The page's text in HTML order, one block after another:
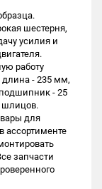
шестерня,
усилия и
работу
длина - 235 мм,
- 25
шлицов.
для
ассортименте
запчасти